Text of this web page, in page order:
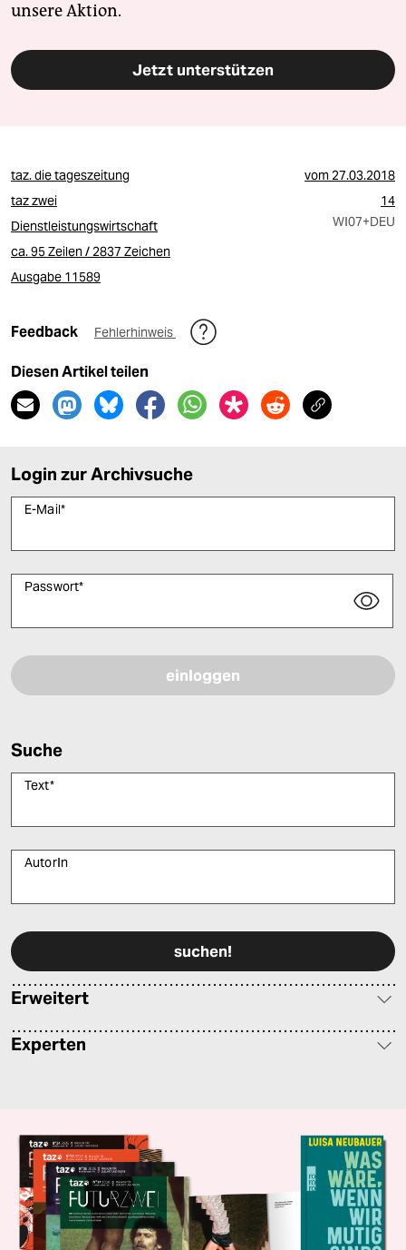
unsere Aktion.
Jetzt unterstützen
taz. die tageszeitung vom27.03.2018
taz zwei
14
Dienstleistungswirtschaft
WI07+DEU
ca. 95 Zeilen / 2837 Zeichen
Ausgabe 11589
Feedback Fehlerhinweis
Diesen Artikel teilen
Login zur Archivsuche
E-Mail*
Passwort*
Suche
Text*
AutorIn
Erweitert
Experten